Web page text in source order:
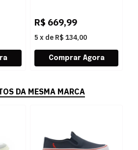
R$ 669,99
5 x de R$ 134,00
DA MESMA MARCA